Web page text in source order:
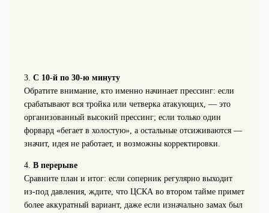
3. С 10-й по 30-ю минуту
Обратите внимание, кто именно начинает прессинг: если
срабатывают вся тройка или четверка атакующих, — это
организованный высокий прессинг; если только один
форвард «бегает в холостую», а остальные отсиживаются —
значит, идея не работает, и возможны корректировки.
4. В перерыве
Сравните план и итог: если соперник регулярно выходит
из-под давления, ждите, что ЦСКА во втором тайме примет
более аккуратный вариант, даже если изначально замах был